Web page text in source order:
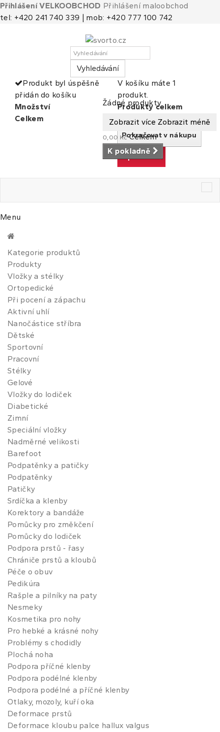
Přihlášení VELKOOBCHOD Přihlášení maloobchod
tel: +420 241 740 339 | mob: +420 777 100 742
Vyhledávání
Košík
(prázdný)
Žádné produkty
Zobrazit více Zobrazit méně
0,00 Kč Celkem
K pokladně
Produkt byl úspěšně
přidán do košíku
Množství
Celkem
V košíku máte 1
produkt.
Produkty celkem
Celkem
Pokračovat v nákupu
K pokladně
Menu
Kategorie produktů
Produkty
Vložky a stélky
Ortopedické
Při pocení a zápachu
Aktivní uhlí
Nanočástice stříbra
Dětské
Sportovní
Pracovní
Stélky
Gelové
Vložky do lodiček
Diabetické
Zimní
Speciální vložky
Nadměrné velikosti
Barefoot
Podpatěnky a patičky
Podpatěnky
Patičky
Srdíčka a klenby
Korektory a bandáže
Pomůcky pro změkčení
Pomůcky do lodiček
Podpora prstů - řasy
Chrániče prstů a kloubů
Péče o obuv
Pedikúra
Rašple a pilníky na paty
Nesmeky
Kosmetika pro nohy
Pro hebké a krásné nohy
Problémy s chodidly
Plochá noha
Podpora příčné klenby
Podpora podélné klenby
Podpora podélné a příčné klenby
Otlaky, mozoly, kuří oka
Deformace prstů
Deformace kloubu palce hallux valgus